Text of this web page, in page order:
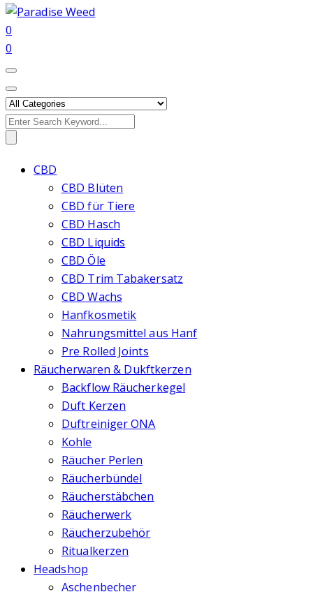
0
0
Search
CBD
CBD Blüten
CBD für Tiere
CBD Hasch
CBD Liquids
CBD Öle
CBD Trim Tabakersatz
CBD Wachs
Hanfkosmetik
Nahrungsmittel aus Hanf
Pre Rolled Joints
Räucherwaren & Dukftkerzen
Backflow Räucherkegel
Duft Kerzen
Duftreiniger ONA
Kohle
Räucher Perlen
Räucherbündel
Räucherstäbchen
Räucherwerk
Räucherzubehör
Ritualkerzen
Headshop
Aschenbecher